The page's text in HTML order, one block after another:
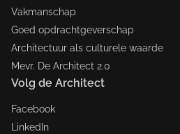
Vakmanschap
Goed opdrachtgeverschap
Architectuur als culturele waarde
Mevr. De Architect 2.0
Volg de Architect
Facebook
LinkedIn